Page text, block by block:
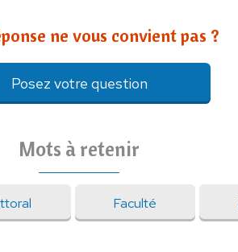
ne vous convient pas ?
Posez votre question
Mots à retenir
Faculté